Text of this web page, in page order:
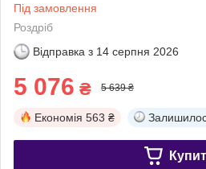
Під замовлення
Роздріб
Відправка з 14 серпня 2026
5 076 ₴ 5 639 ₴
Економія 563 ₴